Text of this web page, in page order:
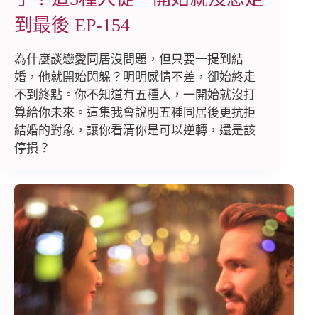
到最後 EP-154
為什麼談戀愛同居沒問題，但只要一提到結
婚，他就開始閃躲？明明感情不差，卻始終走
不到終點。你不知道有五種人，一開始就沒打
算給你未來。這集我會說明五種同居後更抗拒
結婚的對象，讓你看清你是可以逆轉，還是該
停損？